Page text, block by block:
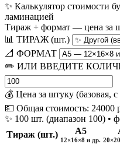
✨ Калькулятор стоимости
ламинацией
Тираж + формат — цена за
📊 ТИРАЖ (шт.)
📐 ФОРМАТ
✏️ ИЛИ ВВЕДИТЕ
💰 Цена за штуку (базовая,
💵 Общая стоимость: 24000
✨ 100 шт. (диапазон 100) •
Тираж (шт.)
А5
12×16×8 и др.